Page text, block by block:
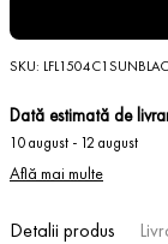
SKU:
Dată estimată de
10 august - 12 august
Află mai multe
Detalii produs